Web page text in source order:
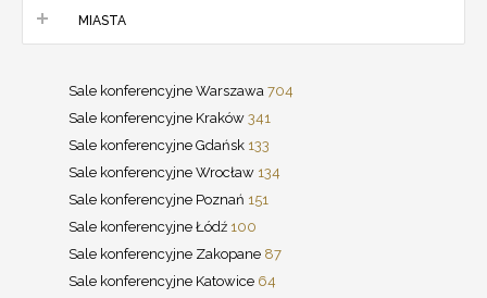
MIASTA
Sale konferencyjne Warszawa 704
Sale konferencyjne Kraków 341
Sale konferencyjne Gdańsk 133
Sale konferencyjne Wrocław 134
Sale konferencyjne Poznań 151
Sale konferencyjne Łódź 100
Sale konferencyjne Zakopane 87
Sale konferencyjne Katowice 64